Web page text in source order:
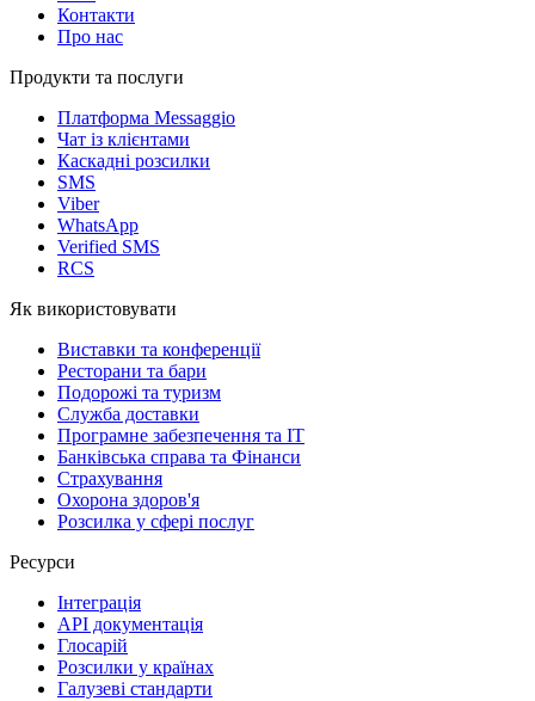
Контакти
Про нас
Продукти та послуги
Платформа Messaggio
Чат із клієнтами
Каскадні розсилки
SMS
Viber
WhatsApp
Verified SMS
RCS
Як використовувати
Виставки та конференції
Ресторани та бари
Подорожі та туризм
Служба доставки
Програмне забезпечення та IT
Банківська справа та Фінанси
Страхування
Охорона здоров'я
Розсилка у сфері послуг
Ресурси
Інтеграція
API документація
Глосарій
Розсилки у країнах
Галузеві стандарти